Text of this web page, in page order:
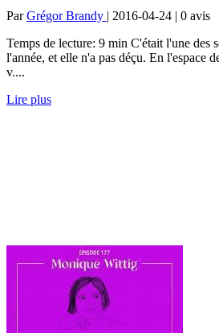
ParGrégor Brandy | 2016-04-24 | 0 avis
Temps de lecture: 9 min C'était l'une des
l'année, et elle n'a pas déçu. En l'espace
v....
Lire plus